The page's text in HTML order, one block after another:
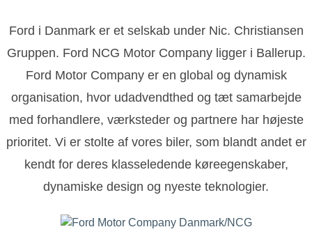
Ford i Danmark er et selskab under Nic. Christiansen
Gruppen. Ford NCG Motor Company ligger i Ballerup.
Ford Motor Company er en global og dynamisk
organisation, hvor udadvendthed og tæt samarbejde
med forhandlere, værksteder og partnere har højeste
prioritet. Vi er stolte af vores biler, som blandt andet er
kendt for deres klasseledende køreegenskaber,
dynamiske design og nyeste teknologier.